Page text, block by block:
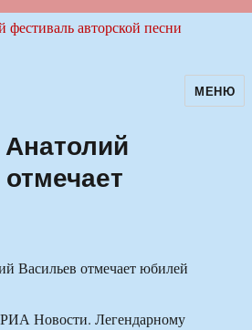
авторскойМЕНЮ
Новости. Легендарному